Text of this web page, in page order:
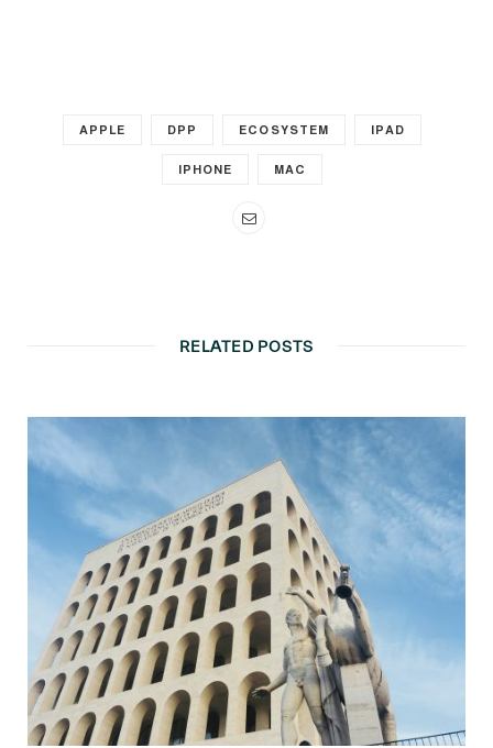
APPLE DPP ECOSYSTEM IPAD
IPHONE MAC
RELATED POSTS